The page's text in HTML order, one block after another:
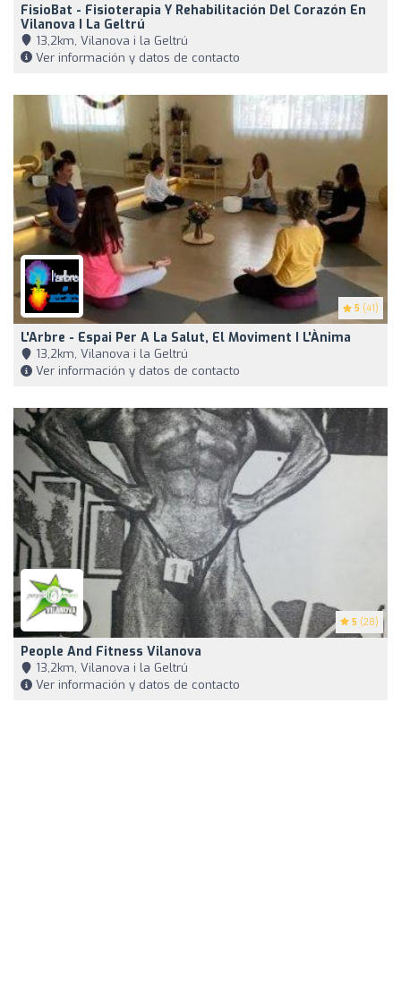
FisioBat - Fisioterapia Y Rehabilitación Del Corazón En
Vilanova I La Geltrú
13,2km, Vilanova i la Geltrú
Ver información y datos de contacto
5 (41)
L'Arbre - Espai Per A La Salut, El Moviment I L'Ànima
13,2km, Vilanova i la Geltrú
Ver información y datos de contacto
5 (28)
People And Fitness Vilanova
13,2km, Vilanova i la Geltrú
Ver información y datos de contacto